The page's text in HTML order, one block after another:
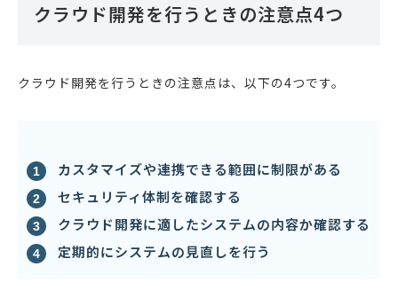
クラウド開発を行うときの注意点4つ
クラウド開発を行うときの注意点は、以下の4つです。
カスタマイズや連携できる範囲に制限がある
セキュリティ体制を確認する
クラウド開発に適したシステムの内容か確認する
定期的にシステムの見直しを行う